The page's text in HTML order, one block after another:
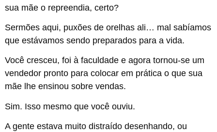
sua mãe o repreendia, certo?
Sermões aqui, puxões de orelhas ali… mal sabíamos
que estávamos sendo preparados para a vida.
Você cresceu, foi à faculdade e agora tornou-se um
vendedor pronto para colocar em prática o que sua
mãe lhe ensinou sobre vendas.
Sim. Isso mesmo que você ouviu.
A gente estava muito distraído desenhando, ou